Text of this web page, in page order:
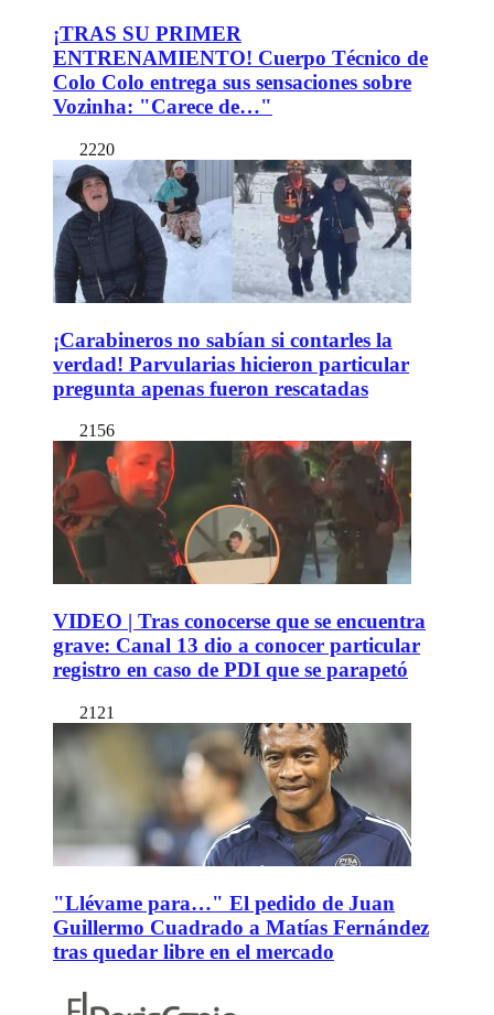
¡TRAS SU PRIMER
ENTRENAMIENTO! Cuerpo Técnico de
Colo Colo entrega sus sensaciones sobre
Vozinha: "Carece de…"
2220
¡Carabineros no sabían si contarles la
verdad! Parvularias hicieron particular
pregunta apenas fueron rescatadas
2156
VIDEO | Tras conocerse que se encuentra
grave: Canal 13 dio a conocer particular
registro en caso de PDI que se parapetó
2121
"Llévame para…" El pedido de Juan
Guillermo Cuadrado a Matías Fernández
tras quedar libre en el mercado